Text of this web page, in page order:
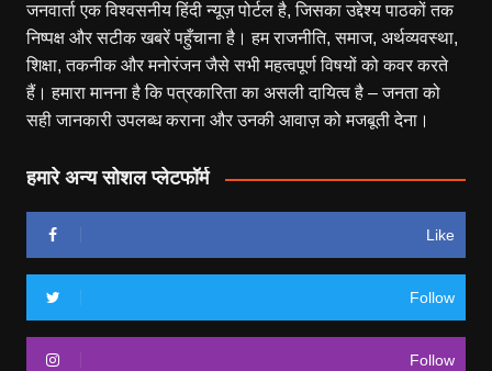
जनवार्ता एक विश्वसनीय हिंदी न्यूज़ पोर्टल है, जिसका उद्देश्य पाठकों तक
निष्पक्ष और सटीक खबरें पहुँचाना है। हम राजनीति, समाज, अर्थव्यवस्था,
शिक्षा, तकनीक और मनोरंजन जैसे सभी महत्वपूर्ण विषयों को कवर करते
हैं। हमारा मानना है कि पत्रकारिता का असली दायित्व है – जनता को
सही जानकारी उपलब्ध कराना और उनकी आवाज़ को मजबूती देना।
हमारे अन्य सोशल प्लेटफॉर्म
Like
Follow
Follow